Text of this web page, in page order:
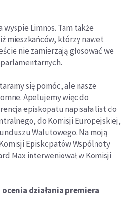
wyspie Limnos. Tam także
mieszkańców, którzy nawet
nie zamierzają głosować we
się pomóc, ale nasze
Apelujemy więc do
episkopatu napisała list do
do Komisji Europejskiej,
Walutowego. Na moją
Episkopatów Wspólnoty
Max interweniował w Komisji
ocenia działania premiera